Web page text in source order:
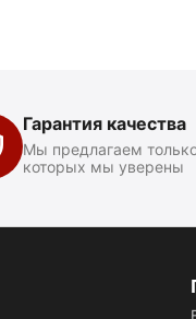
Гарантия качества
Мы предлагаем
которых мы уверены